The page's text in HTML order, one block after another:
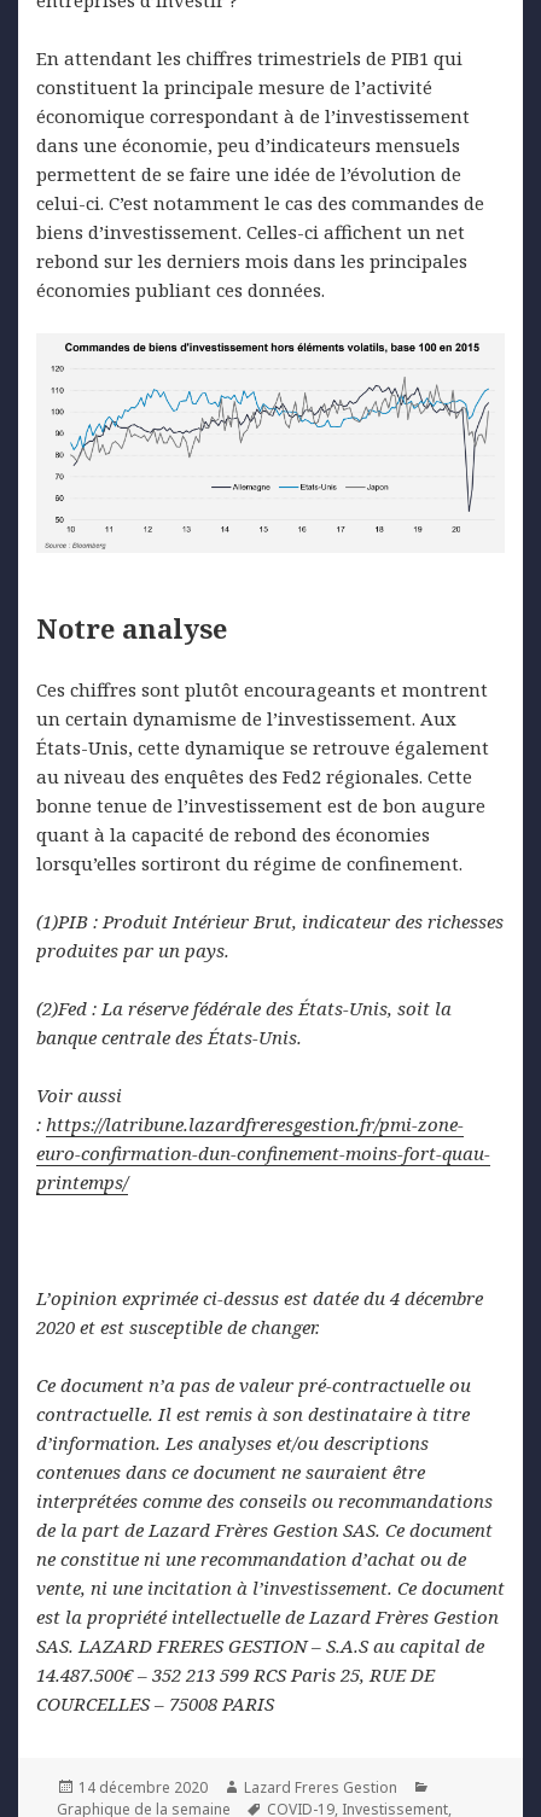
En attendant les chiffres trimestriels de PIB1 qui
constituent la principale mesure de l’activité
économique correspondant à de l’investissement
dans une économie, peu d’indicateurs mensuels
permettent de se faire une idée de l’évolution de
celui-ci. C’est notamment le cas des commandes de
biens d’investissement. Celles-ci affichent un net
rebond sur les derniers mois dans les principales
économies publiant ces données.
Notre analyse
Ces chiffres sont plutôt encourageants et montrent
un certain dynamisme de l’investissement. Aux
États-Unis, cette dynamique se retrouve également
au niveau des enquêtes des Fed2 régionales. Cette
bonne tenue de l’investissement est de bon augure
quant à la capacité de rebond des économies
lorsqu’elles sortiront du régime de confinement.
(1)PIB : Produit Intérieur Brut, indicateur des richesses
produites par un pays.
(2)Fed : La réserve fédérale des États-Unis, soit la
banque centrale des États-Unis.
Voir aussi
: https://latribune.lazardfreresgestion.fr/pmi-zone-
euro-confirmation-dun-confinement-moins-fort-quau-
printemps/
L’opinion exprimée ci-dessus est datée du 4 décembre
2020 et est susceptible de changer.
Ce document n’a pas de valeur pré-contractuelle ou
contractuelle. Il est remis à son destinataire à titre
d’information. Les analyses et/ou descriptions
contenues dans ce document ne sauraient être
interprétées comme des conseils ou recommandations
de la part de Lazard Frères Gestion SAS. Ce document
ne constitue ni une recommandation d’achat ou de
vente, ni une incitation à l’investissement. Ce document
est la propriété intellectuelle de Lazard Frères Gestion
SAS. LAZARD FRERES GESTION – S.A.S au capital de
14.487.500€ – 352 213 599 RCS Paris 25, RUE DE
COURCELLES – 75008 PARIS
Posted
on
14 décembre 2020 Author
Lazard Freres Gestion
Graphique de la semaine
Tags
COVID-19, Investissement,